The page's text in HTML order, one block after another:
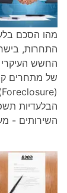
התחרות,
החשש
של מתחרים
הבלעדיות
השירותים -